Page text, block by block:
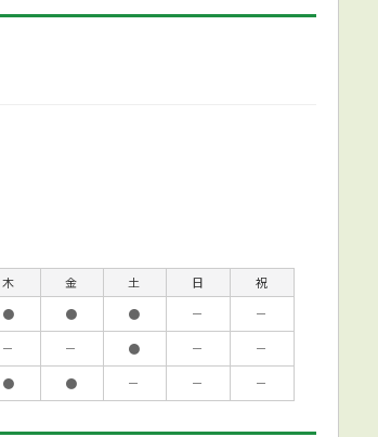
木 金 土 日
祝
● ● ● －
－
－ － ● －
－
● ● － － －